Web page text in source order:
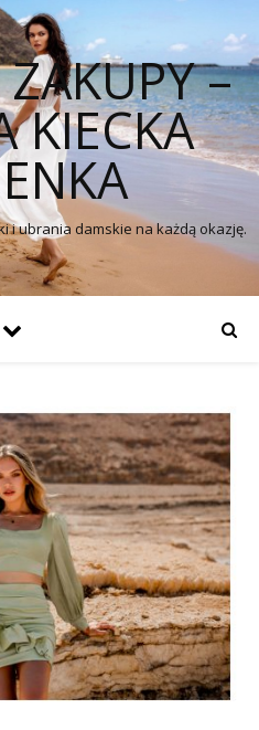
–
KIECKA
i ubrania damskie na każdą okazję.